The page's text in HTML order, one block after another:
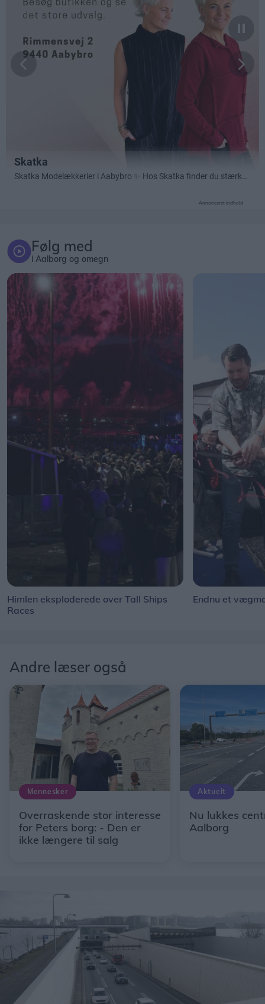
Annonceret indhold
Følg med
i Aalborg og omegn
Himlen eksploderede over Tall Ships
Races
Endnu et
Andre læser også
Mennesker
Overraskende stor interesse
for Peters borg: - Den er
ikke længere til salg
Aktuelt
Nu lukkes
Aalborg